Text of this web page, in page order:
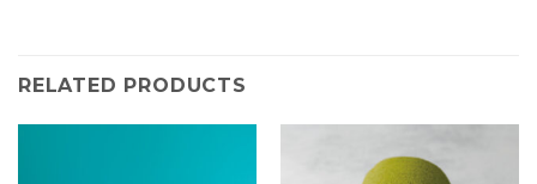
RELATED PRODUCTS